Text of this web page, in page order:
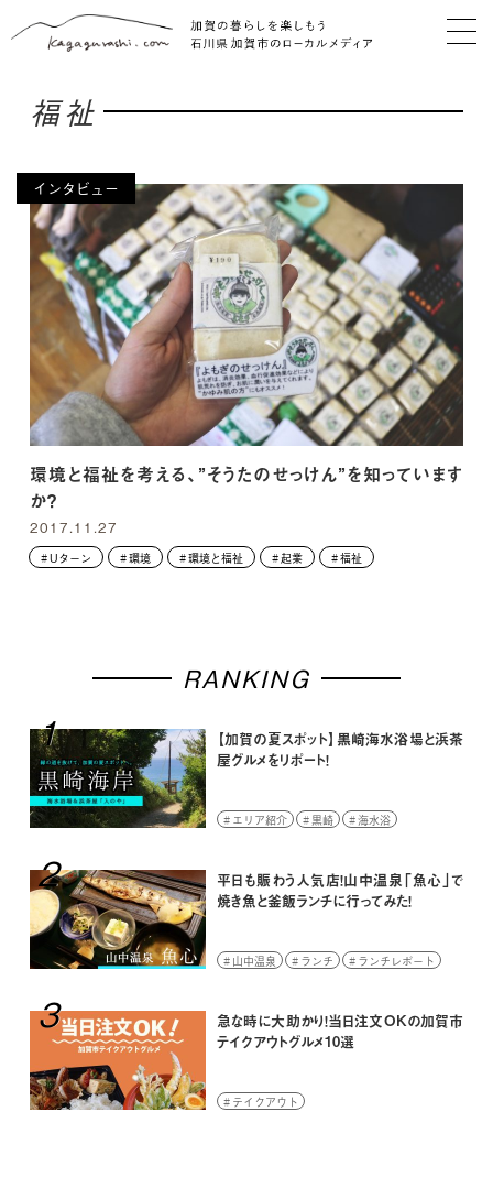
福祉
環境と福祉を考える、”そうたのせっけん”を知っています
か？
2017.11.27
Uターン 環境 環境と福祉 起業 福祉
インタビュー
RANKING
【加賀の夏スポット】黒崎海水浴場と浜茶
屋グルメをリポート！
1
エリア紹介 黒崎 海水浴
平日も賑わう人気店！山中温泉「魚心」で
焼き魚と釜飯ランチに行ってみた！
2
山中温泉 ランチ ランチレポート
急な時に大助かり！当日注文OKの加賀市
テイクアウトグルメ10選
3
テイクアウト